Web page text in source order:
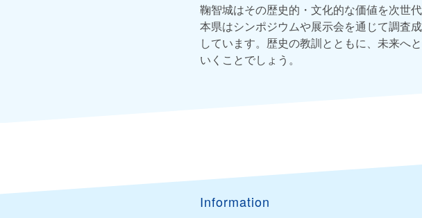
鞠智城はその歴史的・文化的な価値を次世
本県はシンポジウムや展示会を通じて調査
しています。歴史の教訓とともに、未来へ
いくことでしょう。
Information